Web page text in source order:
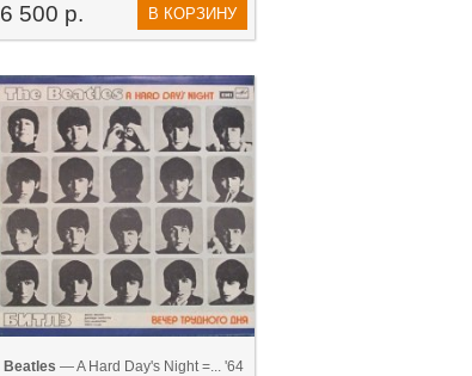
6 500 р. В КОРЗИНУ
Beatles — A Hard Day's Night =... '64